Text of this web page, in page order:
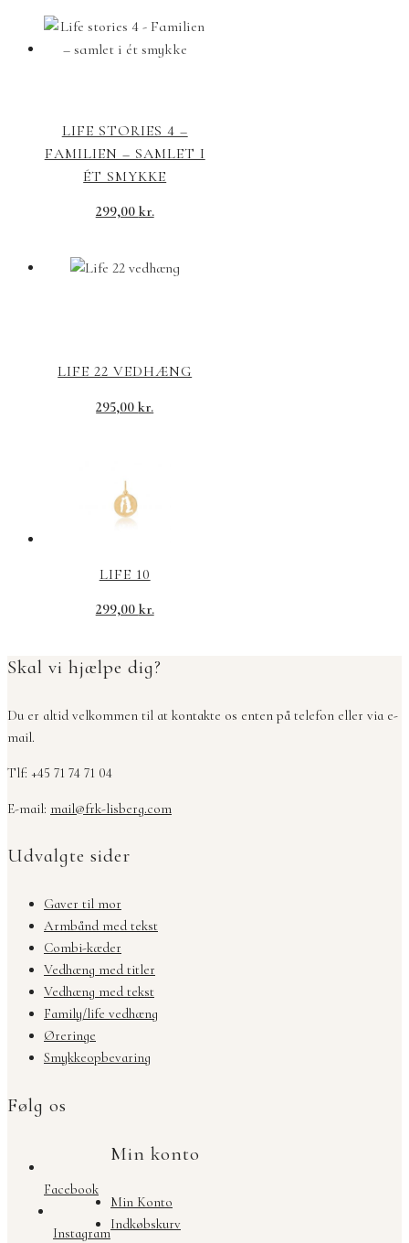
LIFE STORIES 4 –
FAMILIEN – SAMLET I
ÉT SMYKKE
299,00 kr.
LIFE 22 VEDHÆNG
295,00kr.
LIFE 10
299,00 kr.
Skal vi hjælpe dig?
Du er altid velkommen til at kontakte os enten på telefon eller via e-
mail.
Tlf: +45 71 74 71 04
E-mail: mail@frk-lisberg.com
Udvalgte sider
Gaver til mor
Armbånd med tekst
Combi-kæder
Vedhæng med titler
Vedhæng med tekst
Family/life vedhæng
Øreringe
Smykkeopbevaring
Følg os
Facebook
Instagram
Min konto
Min Konto
Indkøbskurv